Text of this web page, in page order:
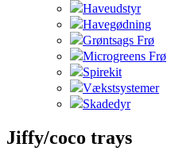
Haveudstyr
Havegødning
Grøntsags Frø
Microgreens Frø
Spirekit
Vækstsystemer
Skadedyr
Jiffy/coco trays